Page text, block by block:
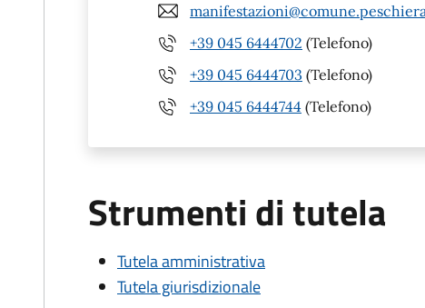
+39 045 6444702 (Telefono)
+39 045 6444703 (Telefono)
+39 045 6444744 (Telefono)
Strumenti di tutela
Tutela amministrativa
Tutela giurisdizionale